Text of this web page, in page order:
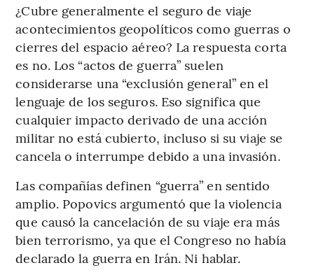
¿Cubre generalmente el seguro de viaje
acontecimientos geopolíticos como guerras o
cierres del espacio aéreo? La respuesta corta
es no. Los “actos de guerra” suelen
considerarse una “exclusión general” en el
lenguaje de los seguros. Eso significa que
cualquier impacto derivado de una acción
militar no está cubierto, incluso si su viaje se
cancela o interrumpe debido a una invasión.
Las compañías definen “guerra” en sentido
amplio. Popovics argumentó que la violencia
que causó la cancelación de su viaje era más
bien terrorismo, ya que el Congreso no había
declarado la guerra en Irán. Ni hablar.